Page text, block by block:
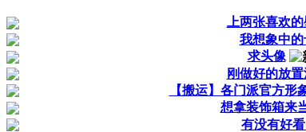
上两张喜欢
我想象中
求头像
刚做好的放
【搬运】各门派官方形
想拿装饰箱来
有没有好